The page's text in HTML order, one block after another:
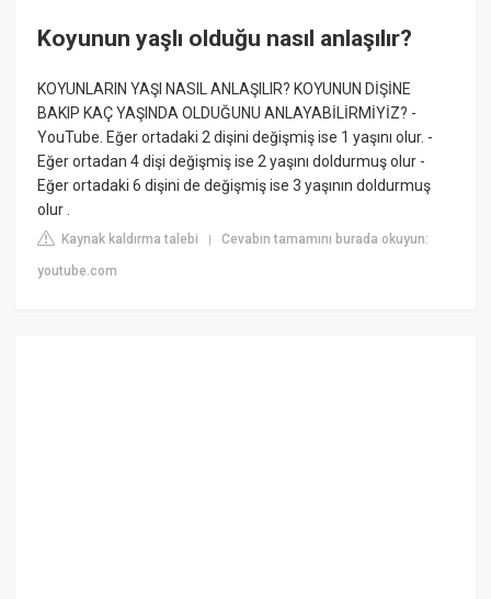
Koyunun yaşlı olduğu nasıl anlaşılır?
KOYUNLARIN YAŞI NASIL ANLAŞILIR? KOYUNUN DİŞİNE
BAKIP KAÇ YAŞINDA OLDUĞUNU ANLAYABİLİRMİYİZ? -
YouTube. Eğer ortadaki 2 dişini değişmiş ise 1 yaşını olur. -
Eğer ortadan 4 dişi değişmiş ise 2 yaşını doldurmuş olur -
Eğer ortadaki 6 dişini de değişmiş ise 3 yaşının doldurmuş
olur .
Kaynak kaldırma talebi |Cevabın tamamını burada okuyun:
youtube.com